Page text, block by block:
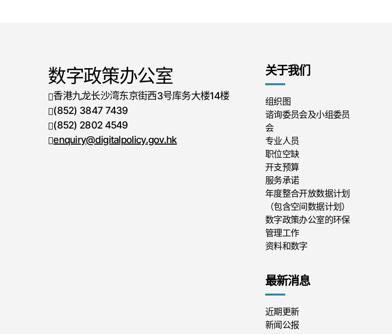
数字政策办公室
香港九龙长沙湾东京街西3号库务大楼14楼
电话号码
(852) 3847 7439
传真号码
(852) 2802 4549
enquiry@digitalpolicy.gov.hk
关于我们
组织图
谘询委员会及小组委员
会
专业人员
职位空缺
开支预算
服务承诺
年度整合开放数据计划
（包含空间数据计划）
数字政策办公室的环保
管理工作
资料和数字
最新消息
近期更新
新闻公报